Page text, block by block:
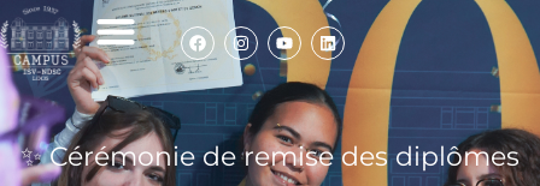
✨ Cérémonie de remise des diplômes